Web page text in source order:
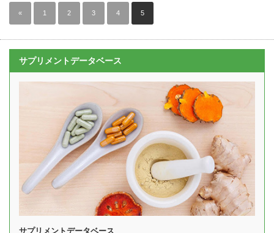
« 1 2 3 4 5
サプリメントデータベース
サプリメントデータベース